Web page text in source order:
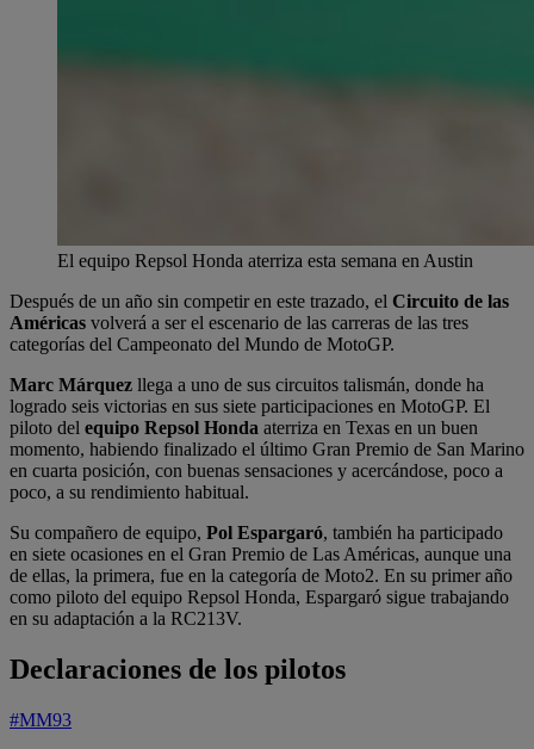
El equipo Repsol Honda aterriza esta semana en Austin
Después de un año sin competir en este trazado, el Circuito de las
Américas volverá a ser el escenario de las carreras de las tres
categorías del Campeonato del Mundo de MotoGP.
Marc Márquez llega a uno de sus circuitos talismán, donde ha
logrado seis victorias en sus siete participaciones en MotoGP. El
piloto del equipo Repsol Honda aterriza en Texas en un buen
momento, habiendo finalizado el último Gran Premio de San Marino
en cuarta posición, con buenas sensaciones y acercándose, poco a
poco, a su rendimiento habitual.
Su compañero de equipo, Pol Espargaró, también ha participado
en siete ocasiones en el Gran Premio de Las Américas, aunque una
de ellas, la primera, fue en la categoría de Moto2. En su primer año
como piloto del equipo Repsol Honda, Espargaró sigue trabajando
en su adaptación a la RC213V.
Declaraciones de los pilotos
#MM93